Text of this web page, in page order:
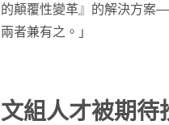
的顛覆性變革』的解決方案
兩者兼有之。」
文組人才被期待